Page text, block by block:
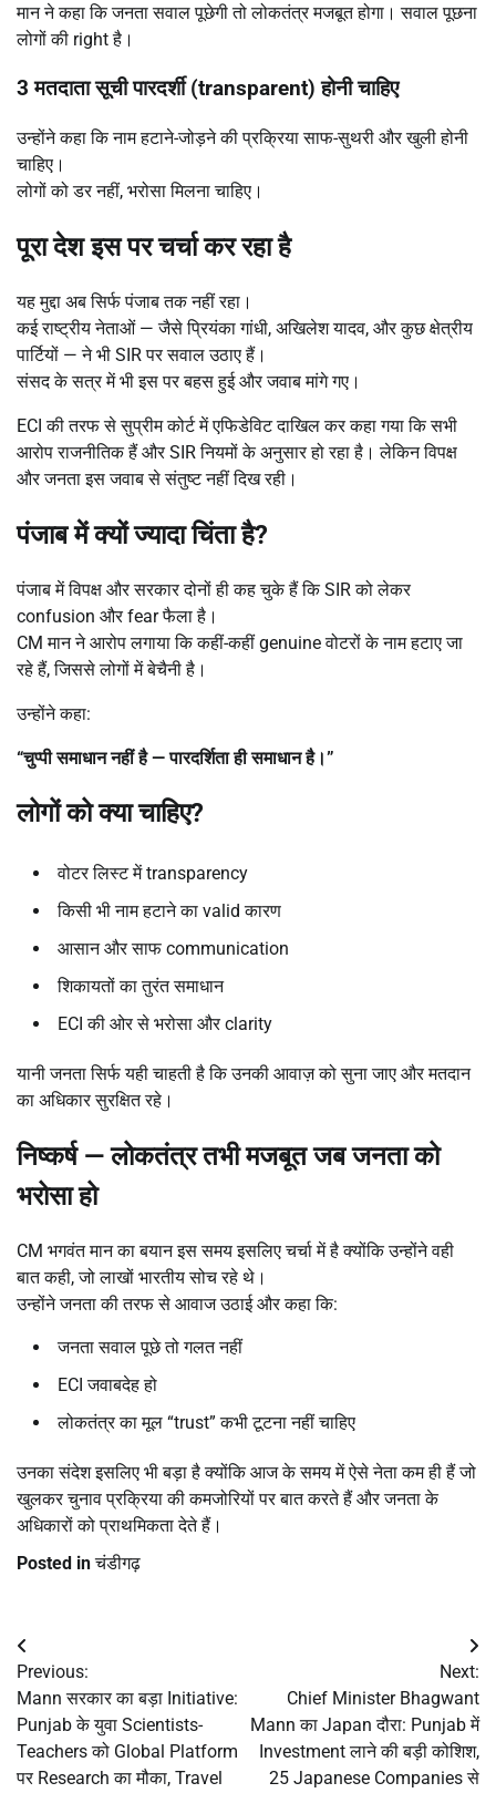
मान ने कहा कि जनता सवाल पूछेगी तो लोकतंत्र मजबूत होगा। सवाल पूछना
लोगों की right है।
3 मतदाता सूची पारदर्शी (transparent)होनी चाहिए
उन्होंने कहा कि नाम हटाने-जोड़ने की प्रक्रिया साफ-सुथरी और खुली होनी
चाहिए।
लोगों को डर नहीं, भरोसा मिलना चाहिए।
पूरा देश इस पर चर्चा कर रहा है
यह मुद्दा अब सिर्फ पंजाब तक नहीं रहा।
कई राष्ट्रीय नेताओं — जैसे प्रियंका गांधी, अखिलेश यादव, और कुछ क्षेत्रीय
पार्टियों — ने भी SIR पर सवाल उठाए हैं।
संसद के सत्र में भी इस पर बहस हुई और जवाब मांगे गए।
ECI की तरफ से सुप्रीम कोर्ट में एफिडेविट दाखिल कर कहा गया कि सभी
आरोप राजनीतिक हैं और SIR नियमों के अनुसार हो रहा है। लेकिन विपक्ष
और जनता इस जवाब से संतुष्ट नहीं दिख रही।
पंजाब में क्यों ज्यादा चिंता है?
पंजाब में विपक्ष और सरकार दोनों ही कह चुके हैं कि SIR को लेकर
confusion और fear फैला है।
CM मान ने आरोप लगाया कि कहीं-कहीं genuine वोटरों के नाम हटाए जा
रहे हैं, जिससे लोगों में बेचैनी है।
उन्होंने कहा:
“चुप्पी समाधान नहीं है—पारदर्शिता ही समाधान है।”
लोगों को क्या चाहिए?
वोटर लिस्ट में transparency
किसी भी नाम हटाने का valid कारण
आसान और साफ communication
शिकायतों का तुरंत समाधान
ECI की ओर से भरोसा और clarity
यानी जनता सिर्फ यही चाहती है कि उनकी आवाज़ को सुना जाए और मतदान
का अधिकार सुरक्षित रहे।
निष्कर्ष —लोकतंत्र तभी मजबूत जब जनता को
भरोसा हो
CM भगवंत मान का बयान इस समय इसलिए चर्चा में है क्योंकि उन्होंने वही
बात कही, जो लाखों भारतीय सोच रहे थे।
उन्होंने जनता की तरफ से आवाज उठाई और कहा कि:
जनता सवाल पूछे तो गलत नहीं
ECI जवाबदेह हो
लोकतंत्र का मूल “trust” कभी टूटना नहीं चाहिए
उनका संदेश इसलिए भी बड़ा है क्योंकि आज के समय में ऐसे नेता कम ही हैं जो
खुलकर चुनाव प्रक्रिया की कमजोरियों पर बात करते हैं और जनता के
अधिकारों को प्राथमिकता देते हैं।
Posted inचंडीगढ़
Post
navigation
Previous:
Mann सरकार का बड़ा Initiative:
Punjab के युवा Scientists-
Teachers को Global Platform
पर Research का मौका, Travel
Next:
Chief Minister Bhagwant
Mann का Japan दौरा: Punjab में
Investment लाने की बड़ी कोशिश,
25 Japanese Companies से